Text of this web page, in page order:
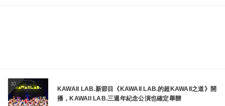
10
KAWAII LAB.新節目《KAWAII LAB.的超KAWAII之道》開
播，KAWAII LAB.三週年紀念公演也確定舉辦